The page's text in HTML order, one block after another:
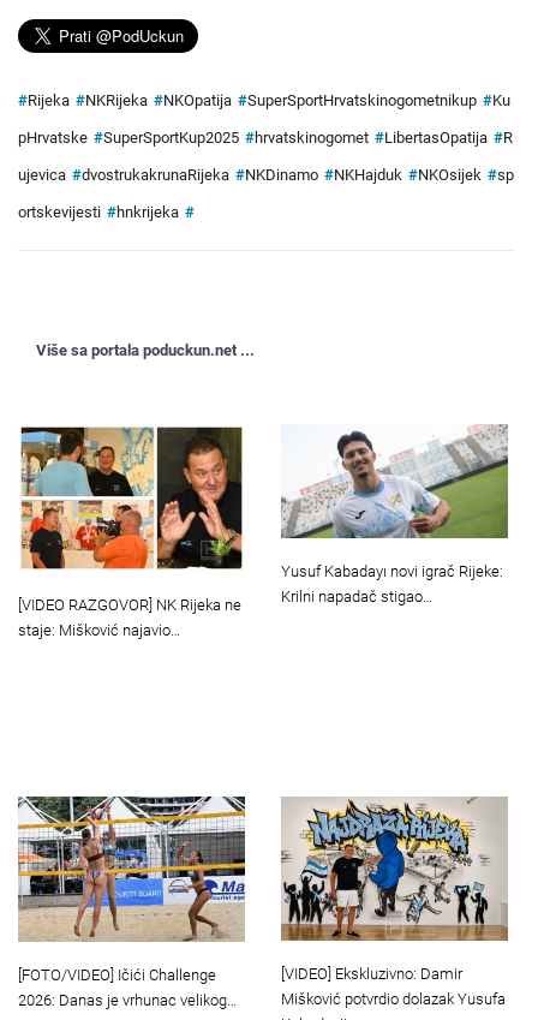
#Rijeka #NKRijeka #NKOpatija #SuperSportHrvatskinogometnikup #Ku
pHrvatske #SuperSportKup2025 #hrvatskinogomet #LibertasOpatija #R
ujevica #dvostrukakrunaRijeka #NKDinamo #NKHajduk #NKOsijek #sp
ortskevijesti #hnkrijeka #
Više sa portala poduckun.net ...
[VIDEO RAZGOVOR] NK Rijeka ne
staje: Mišković najavio…
Yusuf Kabadayı novi igrač Rijeke:
Krilni napadač stigao…
[FOTO/VIDEO] Ičići Challenge
2026: Danas je vrhunac velikog…
[VIDEO] Ekskluzivno: Damir
Mišković potvrdio dolazak Yusufa